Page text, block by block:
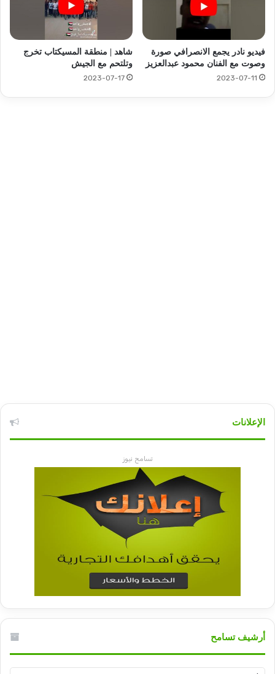
فيديو نادر يجمع الانصرافي صورة
وصوت مع الفنان محمود عبدالعزيز
2023-07-11
شاهد | منطقة المسيكتاب تخرج
وتلتحم مع الجيش
2023-07-17
الإعلانات
تسامح نيوز
أرشيف تسامح